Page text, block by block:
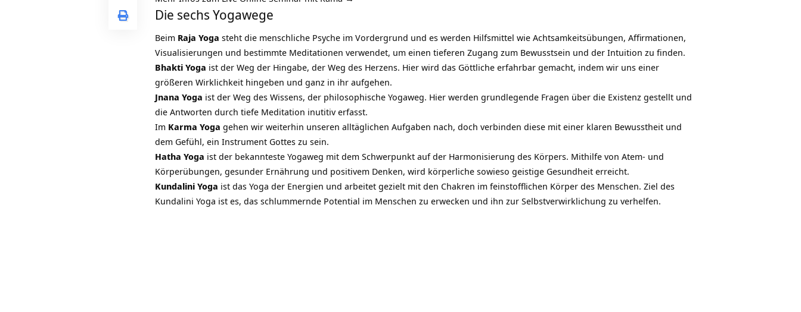
Die sechs Yogawege
Beim Raja Yoga steht die menschliche Psyche im Vordergrund und es werden Hilfsmittel wie Achtsamkeitsübungen, Affirmationen,
Visualisierungen und bestimmte Meditationen verwendet, um einen tieferen Zugang zum Bewusstsein und der Intuition zu finden.
Bhakti Yoga ist der Weg der Hingabe, der Weg des Herzens. Hier wird das Göttliche erfahrbar gemacht, indem wir uns einer
größeren Wirklichkeit hingeben und ganz in ihr aufgehen.
Jnana Yoga ist der Weg des Wissens, der philosophische Yogaweg. Hier werden grundlegende Fragen über die Existenz gestellt und
die Antworten durch tiefe Meditation inutitiv erfasst.
Im Karma Yoga gehen wir weiterhin unseren alltäglichen Aufgaben nach, doch verbinden diese mit einer klaren Bewusstheit und
dem Gefühl, ein Instrument Gottes zu sein.
Hatha Yoga ist der bekannteste Yogaweg mit dem Schwerpunkt auf der Harmonisierung des Körpers. Mithilfe von Atem- und
Körperübungen, gesunder Ernährung und positivem Denken, wird körperliche sowieso geistige Gesundheit erreicht.
Kundalini Yoga ist das Yoga der Energien und arbeitet gezielt mit den Chakren im feinstofflichen Körper des Menschen. Ziel des
Kundalini Yoga ist es, das schlummernde Potential im Menschen zu erwecken und ihn zur Selbstverwirklichung zu verhelfen.